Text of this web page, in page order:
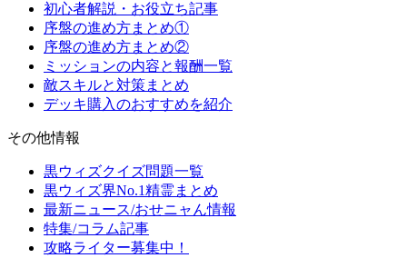
初心者解説・お役立ち記事
序盤の進め方まとめ①
序盤の進め方まとめ②
ミッションの内容と報酬一覧
敵スキルと対策まとめ
デッキ購入のおすすめを紹介
その他情報
黒ウィズクイズ問題一覧
黒ウィズ界No.1精霊まとめ
最新ニュース/おせニャん情報
特集/コラム記事
攻略ライター募集中！